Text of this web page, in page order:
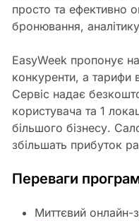
просто та ефективно
бронювання, аналітику
EasyWeek пропонує
конкуренти, а тарифи
Сервіс надає
користувача та 1
більшого бізнесу.
збільшать прибуток
Переваги
Миттєвий онлайн-